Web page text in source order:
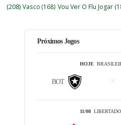
(208) Vasco (168) Vou Ver O Flu Jogar
Próximos Jogos
HOJE
BOT
11/08